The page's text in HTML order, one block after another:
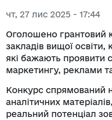
чт, 27 лис 2025 - 17:44
Оголошено грантовий
закладів вищої освіти,
які бажають проявити
маркетингу, реклами
Конкурс спрямований
аналітичних
реальний потенціал